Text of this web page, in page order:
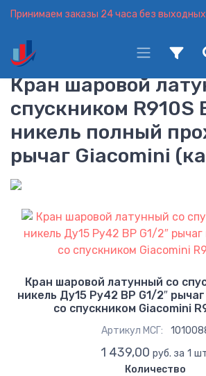
Принимаем заказы 24 часа без выходных
Кран шаровой
спускником R910S
никель полный
рычаг Giacomini
Кран шаровой латунный со
никель Ду15 Ру42 ВР G1/2″
со спускником Giacomini
Артикул МСГ:
1 439,00 руб. за 1
Количество